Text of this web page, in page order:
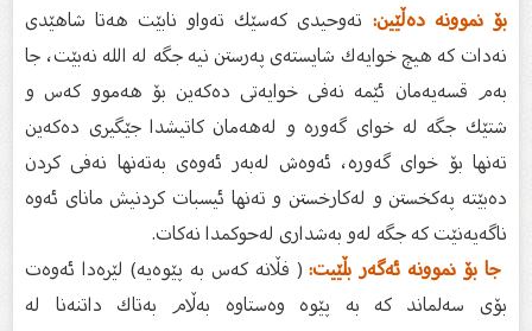
بۆ نموونە دەڵێین:تەوحیدى كەسێك تەواو نابێت هەتا شاهێدى
نەدات كە هیچ خوایەك شایستەى پەرستن نیە جگە لە الله نەبێت، جا
بەم قسەیەمان ئێمە نەفی خوایەتى دەكەین بۆ هەموو كەس و
شتێك جگە لە خواى گەورە و لەهەمان كاتیشدا جێگیری دەكەین
تەنها بۆ خواى گەورە، ئەوەش لەبەر ئەوەى بەتەنها نەفى كردن
دەبێتە پەكخستن و لەكارخستن و تەنها ئیسبات كردنیش ماناى ئەوە
ناگەیەنێت كە جگە لەو بەشدارى لەحوكمدا نەكات.
جا بۆ نموونە ئەگەر بڵێیت:( فڵانە كەس بە پێوەیە) لێرەدا ئەوەت
بۆى سەلماند كە بە پێوە وەستاوە بەڵام بەتاك داتنەنا لە